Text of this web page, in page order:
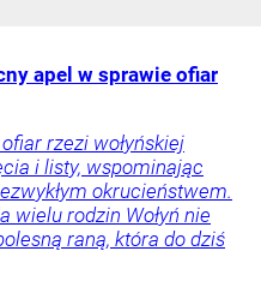
apel w sprawie ofiar
rzezi wołyńskiej
i listy, wspominając
okrucieństwem.
wielu rodzin Wołyń nie
raną, która do dziś